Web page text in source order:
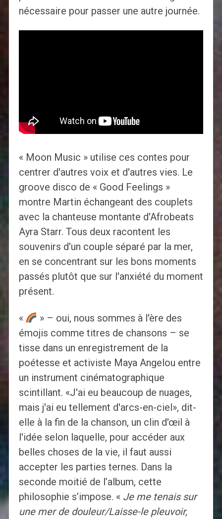
nécessaire pour passer une autre journée.
« Moon Music » utilise ces contes pour
centrer d'autres voix et d'autres vies. Le
groove disco de « Good Feelings »
montre Martin échangeant des couplets
avec la chanteuse montante d'Afrobeats
Ayra Starr. Tous deux racontent les
souvenirs d'un couple séparé par la mer,
en se concentrant sur les bons moments
passés plutôt que sur l'anxiété du moment
présent.
«
» – oui, nous sommes à l'ère des
émojis comme titres de chansons – se
tisse dans un enregistrement de la
poétesse et activiste Maya Angelou entre
un instrument cinématographique
scintillant. «J'ai eu beaucoup de nuages,
mais j'ai eu tellement d'arcs-en-ciel», dit-
elle à la fin de la chanson, un clin d'œil à
l'idée selon laquelle, pour accéder aux
belles choses de la vie, il faut aussi
accepter les parties ternes. Dans la
seconde moitié de l’album, cette
philosophie s’impose. « Je me tenais sur
une mer de douleur/Laisse-le pleuvoir,